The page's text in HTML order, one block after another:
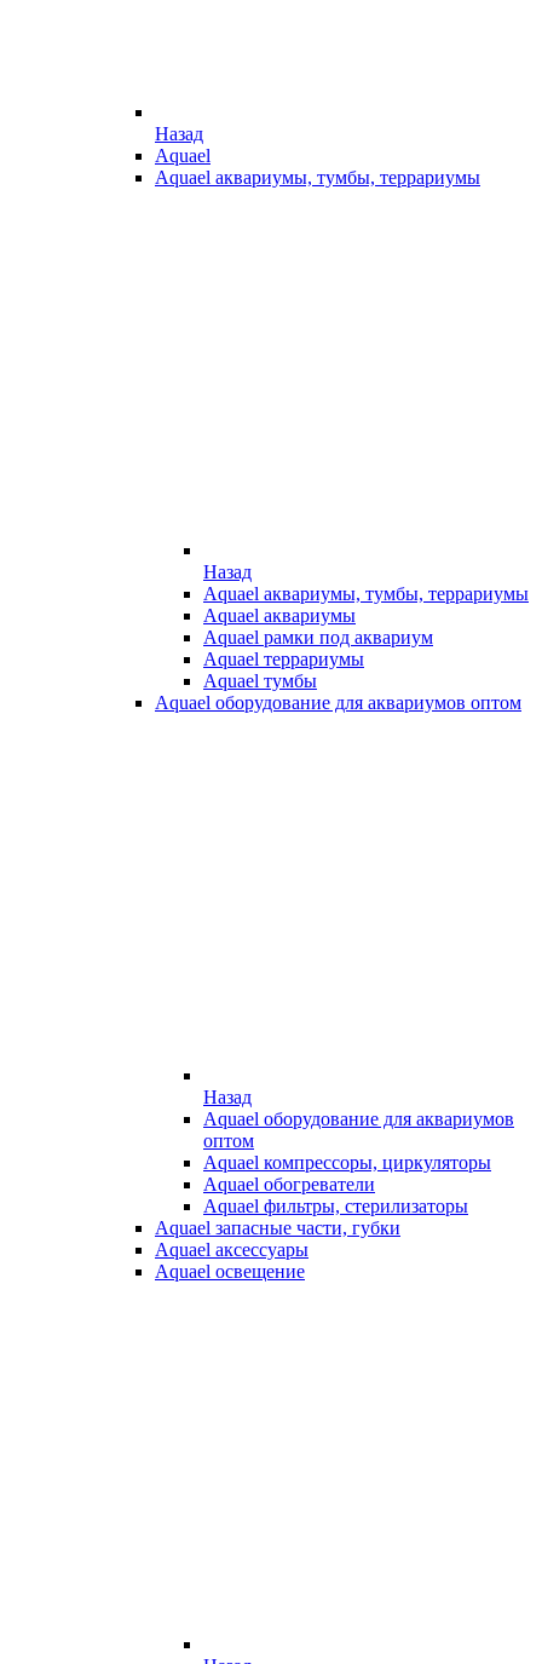
Назад
Aquael
Aquael аквариумы, тумбы, террариумы
Назад
Aquael аквариумы, тумбы, террариумы
Aquael аквариумы
Aquael рамки под аквариум
Aquael террариумы
Aquael тумбы
Aquael оборудование для аквариумов оптом
Назад
Aquael оборудование для аквариумов
оптом
Aquael компрессоры, циркуляторы
Aquael обогреватели
Aquael фильтры, стерилизаторы
Aquael запасные части, губки
Aquael аксессуары
Aquael освещение